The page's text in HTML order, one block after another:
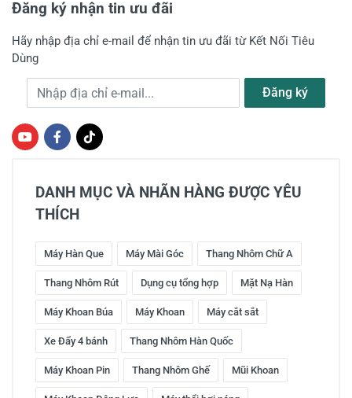
Đăng ký nhận tin ưu đãi
Hãy nhập địa chỉ e-mail để nhận tin ưu đãi từ Kết Nối Tiêu
Dùng
Địa chỉ e-mail Đăng ký
DANH MỤC VÀ NHÃN HÀNG ĐƯỢC YÊU
THÍCH
Máy Hàn Que Máy Mài Góc Thang Nhôm Chữ A
Thang Nhôm Rút Dụng cụ tổng hợp Mặt Nạ Hàn
Máy Khoan Búa Máy Khoan Máy cắt sắt
Xe Đẩy 4 bánh Thang Nhôm Hàn Quốc
Máy Khoan Pin Thang Nhôm Ghế Mũi Khoan